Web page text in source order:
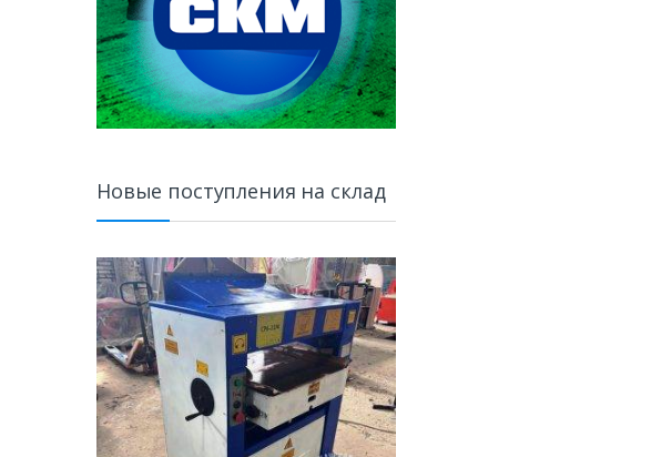
Новые поступления на склад